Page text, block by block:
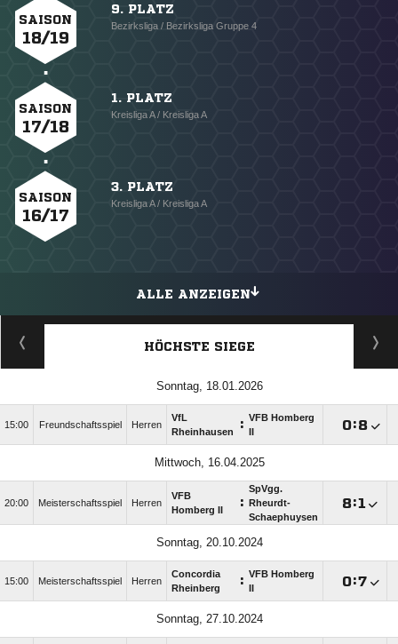
SAISON
18/19
9. PLATZ
Bezirksliga / Bezirksliga Gruppe 4
SAISON
17/18
1. PLATZ
Kreisliga A / Kreisliga A
SAISON
16/17
3. PLATZ
Kreisliga A / Kreisliga A
ALLE ANZEIGEN
HÖCHSTE SIEGE
Sonntag, 18.01.2026
15:00 Freundschaftsspiel Herren
VfL
Rheinhausen
: VFB Homberg
:
Mittwoch, 16.04.2025
20:00 Meisterschaftsspiel Herren
VFB
Homberg II
:
SpVgg.
Rheurdt-
Schaephuysen
:
Sonntag, 20.10.2024
15:00 Meisterschaftsspiel Herren
Concordia
Rheinberg
: VFB Homberg
:
Sonntag, 27.10.2024